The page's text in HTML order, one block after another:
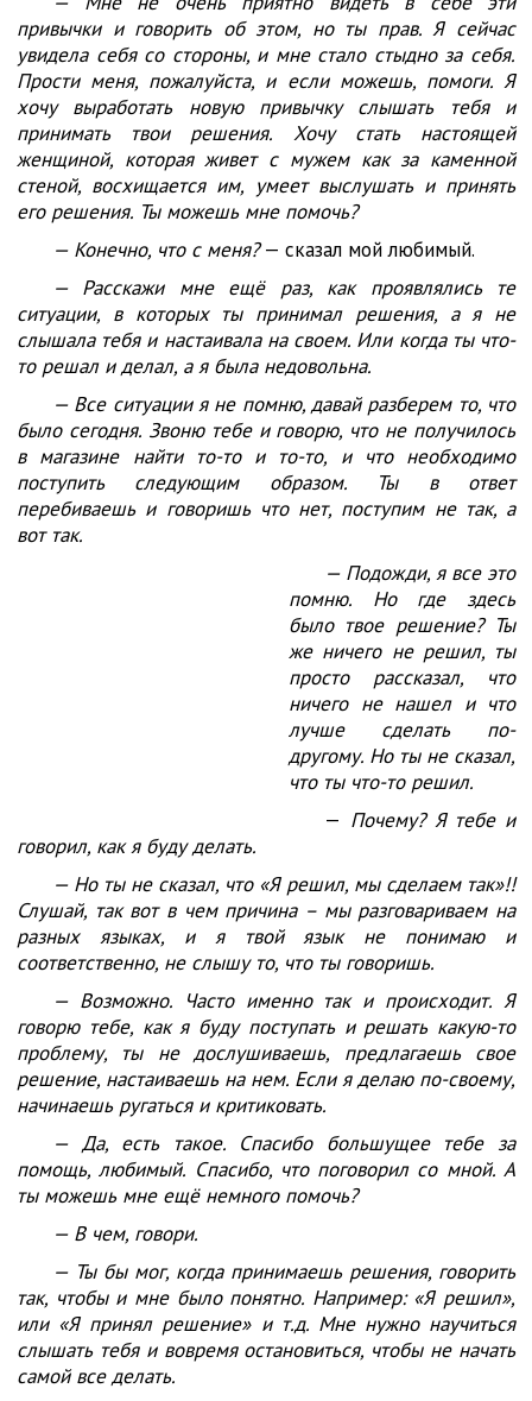
привычки и говорить об этом, но ты прав. Я сейчас
увидела себя со стороны, и мне стало стыдно за себя.
Прости меня, пожалуйста, и если можешь, помоги. Я
хочу выработать новую привычку слышать тебя и
принимать твои решения. Хочу стать настоящей
женщиной, которая живет с мужем как за каменной
стеной, восхищается им, умеет выслушать и принять
его решения. Ты можешь мне помочь?
— Конечно, что с меня?— сказал мой любимый.
— Расскажи мне ещё раз, как проявлялись те
ситуации, в которых ты принимал решения, а я не
слышала тебя и настаивала на своем. Или когда ты что-
то решал и делал, а я была недовольна.
— Все ситуации я не помню, давай разберем то, что
было сегодня. Звоню тебе и говорю, что не получилось
в магазине найти то-то и то-то, и что необходимо
поступить следующим образом. Ты в ответ
перебиваешь и говоришь что нет, поступим не так, а
вот так.
— Подожди, я все это
помню. Но где здесь
было твое решение? Ты
же ничего не решил, ты
просто рассказал, что
ничего не нашел и что
лучше сделать по-
другому. Но ты не сказал,
что ты что-то решил.
— Почему? Я тебе и
говорил, как я буду делать.
— Но ты не сказал, что «Я решил, мы сделаем так»!!
Слушай, так вот в чем причина – мы разговариваем на
разных языках, и я твой язык не понимаю и
соответственно, не слышу то, что ты говоришь.
— Возможно. Часто именно так и происходит. Я
говорю тебе, как я буду поступать и решать какую-то
проблему, ты не дослушиваешь, предлагаешь свое
решение, настаиваешь на нем. Если я делаю по-своему,
начинаешь ругаться и критиковать.
— Да, есть такое. Спасибо большущее тебе за
помощь, любимый. Спасибо, что поговорил со мной. А
ты можешь мне ещё немного помочь?
— В чем, говори.
— Ты бы мог, когда принимаешь решения, говорить
так, чтобы и мне было понятно. Например: «Я решил»,
или «Я принял решение» и т.д. Мне нужно научиться
слышать тебя и вовремя остановиться, чтобы не начать
самой все делать.